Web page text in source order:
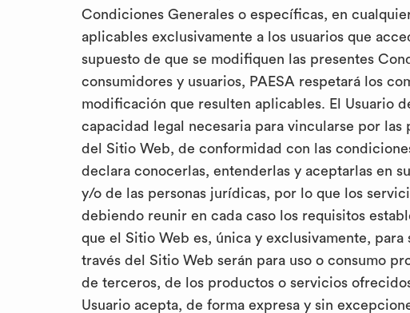
Condiciones Generales o específicas, en
aplicables exclusivamente a los usuarios que
supuesto de que se modifiquen las presentes
consumidores y usuarios, PAESA respetará los
modificación que resulten aplicables. El Usuario
capacidad legal necesaria para vincularse por
del Sitio Web, de conformidad con las
declara conocerlas, entenderlas y aceptarlas en
y/o de las personas jurídicas, por lo que los
debiendo reunir en cada caso los requisitos
que el Sitio Web es, única y exclusivamente,
través del Sitio Web serán para uso o consumo
de terceros, de los productos o servicios
Usuario acepta, de forma expresa y sin